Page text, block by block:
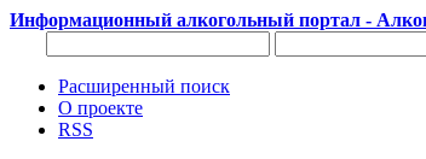
Информационный алкогольный портал -
Расширенный поиск
О проекте
RSS